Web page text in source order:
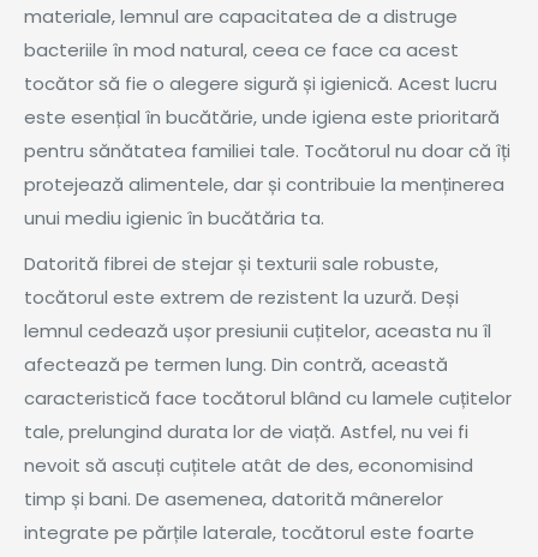
materiale, lemnul are capacitatea de a distruge
bacteriile în mod natural, ceea ce face ca acest
tocător să fie o alegere sigură și igienică. Acest lucru
este esențial în bucătărie, unde igiena este prioritară
pentru sănătatea familiei tale. Tocătorul nu doar că îți
protejează alimentele, dar și contribuie la menținerea
unui mediu igienic în bucătăria ta.
Datorită fibrei de stejar și texturii sale robuste,
tocătorul este extrem de rezistent la uzură. Deși
lemnul cedează ușor presiunii cuțitelor, aceasta nu îl
afectează pe termen lung. Din contră, această
caracteristică face tocătorul blând cu lamele cuțitelor
tale, prelungind durata lor de viață. Astfel, nu vei fi
nevoit să ascuți cuțitele atât de des, economisind
timp și bani. De asemenea, datorită mânerelor
integrate pe părțile laterale, tocătorul este foarte